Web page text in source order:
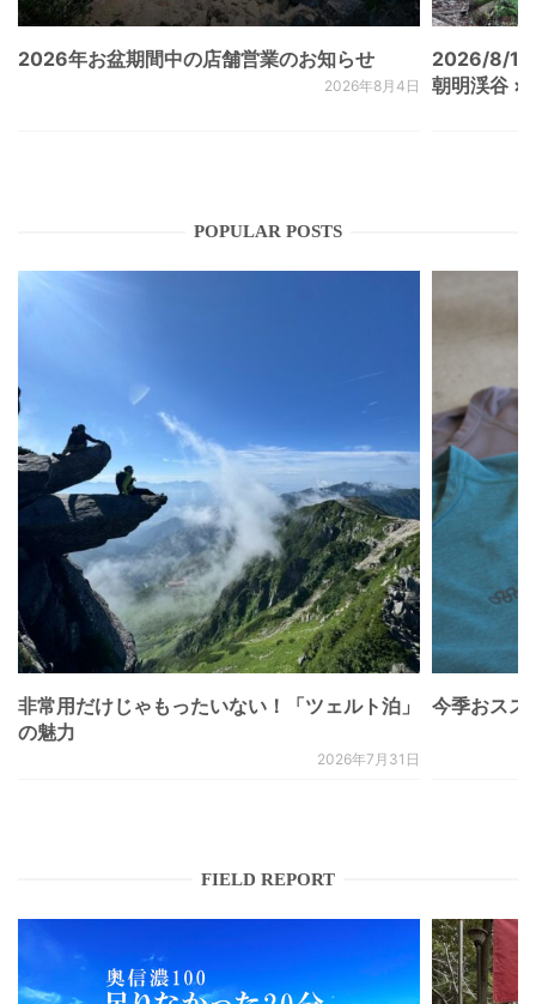
2026年お盆期間中の店舗営業のお知らせ
2026年8月4日
2026/8/
朝明渓谷 ×
POPULAR POSTS
非常用だけじゃもったいない！「ツェルト泊」
の魅力
2026年7月31日
今季おスス
FIELD REPORT